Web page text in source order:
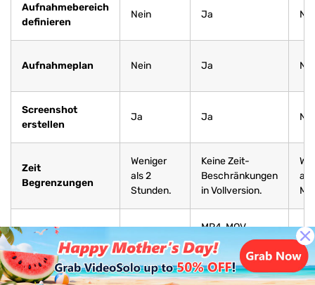
Aufnahmebereich
definieren
Nein Ja
Aufnahmeplan Nein Ja
Screenshot
erstellen
Ja Ja
Zeit
Begrenzungen
Weniger
als 2
Stunden.
Keine Zeit-
Beschränkungen
in Vollversion.
als
Ausgabe
Videoformat
MP4
MP4, MOV,
WebM, F4V,
WebM, MPEG-TS,
GIF